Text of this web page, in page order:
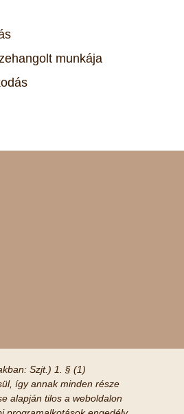
munkája
Szjt.) 1. § (1)
így annak minden része
alapján tilos a weboldalon